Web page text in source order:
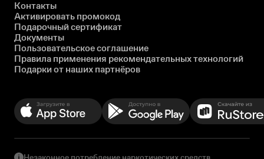
Контакты
Активировать промокод
Подарочный сертификат
Документы
Пользовательское соглашение
Правила применения рекомендательных технологий
Подарки от наших партнёров